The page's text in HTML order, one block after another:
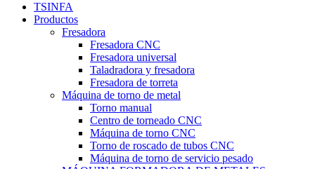
TSINFA
Productos
Fresadora
Fresadora CNC
Fresadora universal
Taladradora y fresadora
Fresadora de torreta
Máquina de torno de metal
Torno manual
Centro de torneado CNC
Máquina de torno CNC
Torno de roscado de tubos CNC
Máquina de torno de servicio pesado